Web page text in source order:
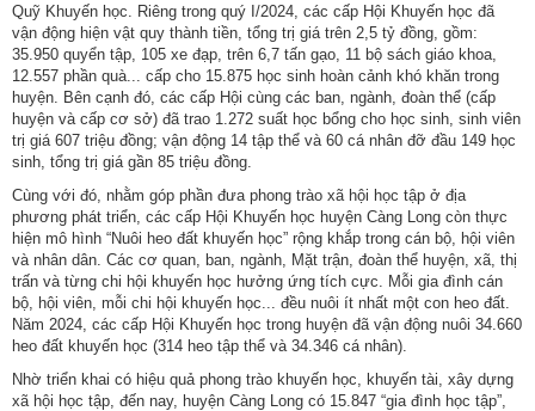
Tìm
kiếm
Đăng
nhập
Quỹ Khuyến học. Riêng trong quý I/2024, các cấp Hội Khuyến học đã
vận động hiện vật quy thành tiền, tổng trị giá trên 2,5 tỷ đồng, gồm:
35.950 quyển tập, 105 xe đạp, trên 6,7 tấn gạo, 11 bộ sách giáo khoa,
12.557 phần quà... cấp cho 15.875 học sinh hoàn cảnh khó khăn trong
huyện. Bên cạnh đó, các cấp Hội cùng các ban, ngành, đoàn thể (cấp
huyện và cấp cơ sở) đã trao 1.272 suất học bổng cho học sinh, sinh viên
trị giá 607 triệu đồng; vận động 14 tập thể và 60 cá nhân đỡ đầu 149 học
sinh, tổng trị giá gần 85 triệu đồng.
Cùng với đó, nhằm góp phần đưa phong trào xã hội học tập ở địa
phương phát triển, các cấp Hội Khuyến học huyện Càng Long còn thực
hiện mô hình “Nuôi heo đất khuyến học” rộng khắp trong cán bộ, hội viên
và nhân dân. Các cơ quan, ban, ngành, Mặt trận, đoàn thể huyện, xã, thị
trấn và từng chi hội khuyến học hưởng ứng tích cực. Mỗi gia đình cán
bộ, hội viên, mỗi chi hội khuyến học... đều nuôi ít nhất một con heo đất.
Năm 2024, các cấp Hội Khuyến học trong huyện đã vận động nuôi 34.660
heo đất khuyến học (314 heo tập thể và 34.346 cá nhân).
Nhờ triển khai có hiệu quả phong trào khuyến học, khuyến tài, xây dựng
xã hội học tập, đến nay, huyện Càng Long có 15.847 “gia đình học tập”,